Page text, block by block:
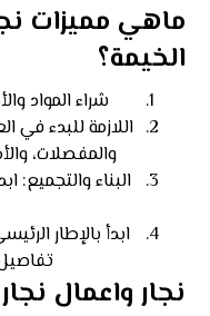
ماهي مميزات
الخيمة؟
شراء المواد
اللازمة للبدء في
والمفصلات،
البناء والتجميع:
ابدأ بالإطار
نجار واعمال